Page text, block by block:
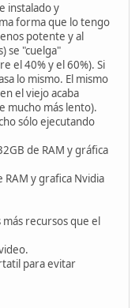
instalado y
forma que lo tengo
potente y al
se "cuelga"
el 40% y el 60%). Si
lo mismo. El mismo
el viejo acaba
mucho más lento).
sólo ejecutando
de RAM y gráfica
RAM y grafica Nvidia
recursos que el
para evitar